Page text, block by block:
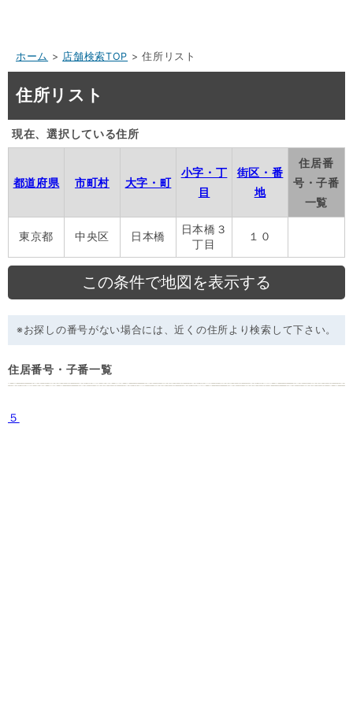
ホーム > 店舗検索TOP > 住所リスト
住所リスト
現在、選択している住所
都道府県 市町村 大字・町
小字・丁
目
街区・番
地
住居番
号・子番
一覧
東京都 中央区 日本橋
日本橋３
丁目
１０
※お探しの番号がない場合には、近くの住所より検索して下さい。
住居番号・子番一覧
５